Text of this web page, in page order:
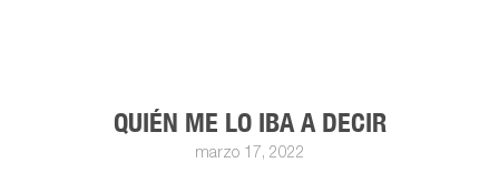
QUIÉN ME LO IBA A DECIR
marzo 17, 2022